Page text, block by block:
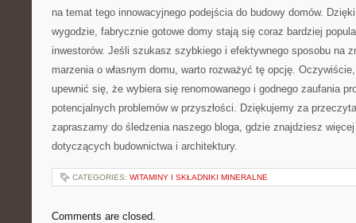
na ⁢temat tego⁤ innowacyjnego podejścia⁢ do budowy domów.
wygodzie, fabrycznie gotowe domy stają się ⁤coraz⁤ bardziej‌
inwestorów. Jeśli szukasz szybkiego i ‌efektywnego ⁤sposobu na
marzenia o​ własnym domu, warto rozważyć tę⁤ opcję.
upewnić się, że wybiera się renomowanego i godnego ​zaufania
potencjalnych problemów w przyszłości. Dziękujemy za
zapraszamy‌ do śledzenia naszego⁣ bloga, gdzie znajdziesz
dotyczących budownictwa i architektury.
CATEGORIES: WITAMINY I SKŁADNIKI MINERALNE
Comments are closed.